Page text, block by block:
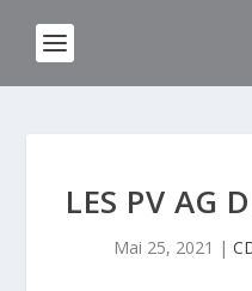
LES PV AG
Mai 25, 2021 |